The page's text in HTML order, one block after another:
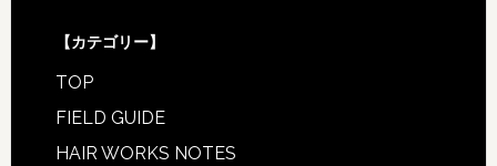
【カテゴリー】
TOP
FIELD GUIDE
HAIR WORKS NOTES